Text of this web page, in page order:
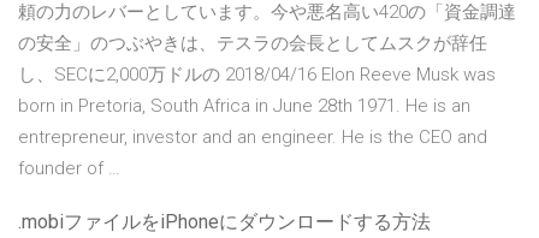
頼の力のレバーとしています。今や悪名高い420の「資金調達
の安全」のつぶやきは、テスラの会長としてムスクが辞任
し、SECに2,000万ドルの 2018/04/16 Elon Reeve Musk was
born in Pretoria, South Africa in June 28th 1971. He is an
entrepreneur, investor and an engineer. He is the CEO and
founder of …
.mobiファイルをiPhoneにダウンロードする方法